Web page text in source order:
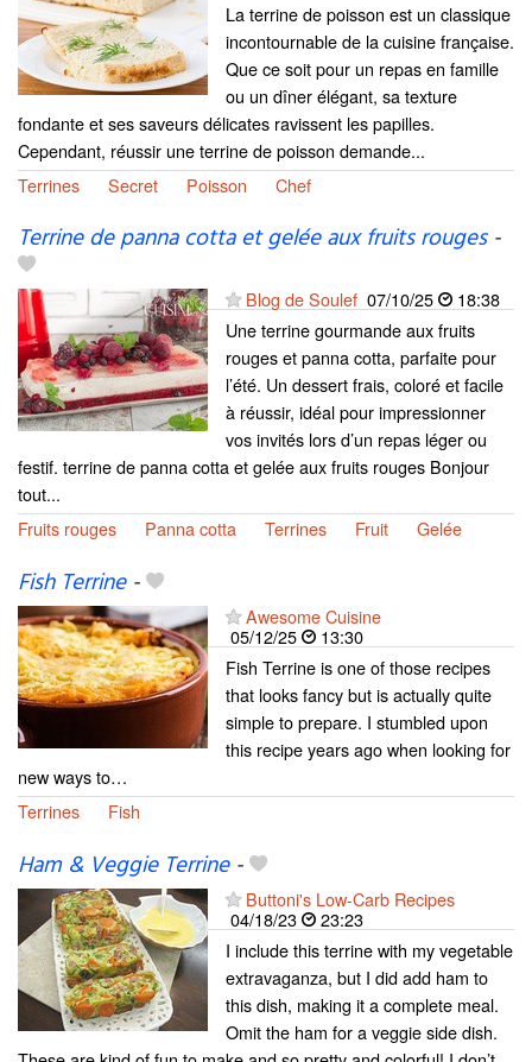
La terrine de poisson est un classique
incontournable de la cuisine française.
Que ce soit pour un repas en famille
ou un dîner élégant, sa texture
fondante et ses saveurs délicates ravissent les papilles.
Cependant, réussir une terrine de poisson demande...
Terrines
Secret Poisson Chef
Terrine de panna cotta et gelée aux fruits rouges-
Blog de Soulef 07/10/25
18:38
Une terrine gourmande aux fruits
rouges et panna cotta, parfaite pour
l’été. Un dessert frais, coloré et facile
à réussir, idéal pour impressionner
vos invités lors d’un repas léger ou
festif. terrine de panna cotta et gelée aux fruits rouges Bonjour
tout...
Fruits rouges
Panna cotta Terrines Fruit Gelée
Fish Terrine-
Awesome Cuisine
05/12/25
13:30
Fish Terrine is one of those recipes
that looks fancy but is actually quite
simple to prepare. I stumbled upon
this recipe years ago when looking for
new ways to…
Terrines
Fish
Ham & Veggie Terrine-
Buttoni's Low-Carb Recipes
04/18/23
23:23
I include this terrine with my vegetable
extravaganza, but I did add ham to
this dish, making it a complete meal.
Omit the ham for a veggie side dish.